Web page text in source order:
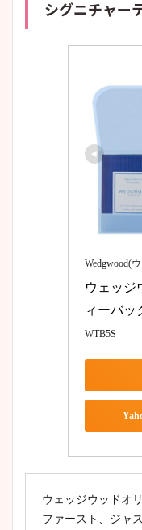
シグニチャー
Wedgwood(
ウェッジ
ィーバッ
WTB5S
ウェッジウッドオ
ファースト、ジャ